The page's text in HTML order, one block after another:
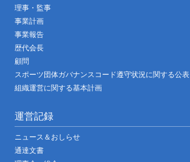
理事・監事
事業計画
事業報告
歴代会長
顧問
スポーツ団体ガバナンスコード遵守状況に関する公表
組織運営に関する基本計画
運営記録
ニュース＆おしらせ
通達文書